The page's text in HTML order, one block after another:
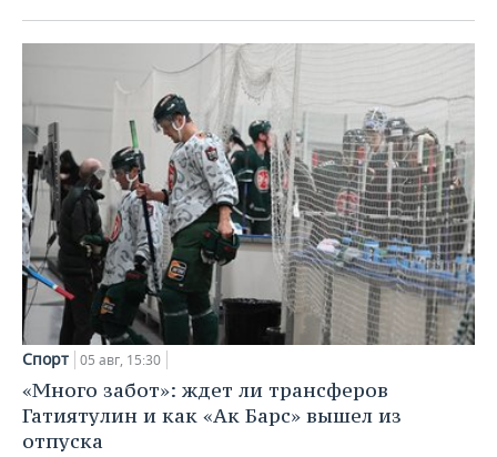
Спорт 05 авг, 15:30
«Много забот»: ждет ли трансферов
Гатиятулин и как «Ак Барс» вышел из
отпуска